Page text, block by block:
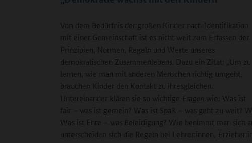
Von dem Bedürfnis der großen Kinder nach Identifikation
mit einer Gemeinschaft ist es nicht weit zum Erfassen der
Prinzipien, Normen, Regeln und Werte unseres
demokratischen Zusammenlebens. Dazu ein Zitat: „Um zu
lernen, wie man mit anderen Menschen richtig umgeht,
brauchen Kinder den Kontakt zu ihresgleichen.
Untereinander klären sie so wichtige Fragen wie: Was ist
fair – was ist gemein? Was ist Spaß – was geht zu weit?
Was ist Ehre – was Beleidigung? Wie benimmt man sich
unterscheiden sich die Regeln bei Lehrer:innen,